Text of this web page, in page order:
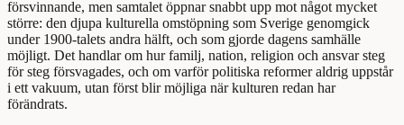
försvinnande, men samtalet öppnar snabbt upp mot något mycket
större: den djupa kulturella omstöpning som Sverige genomgick
under 1900-talets andra hälft, och som gjorde dagens samhälle
möjligt. Det handlar om hur familj, nation, religion och ansvar steg
för steg försvagades, och om varför politiska reformer aldrig uppstår
i ett vakuum, utan först blir möjliga när kulturen redan har
förändrats.